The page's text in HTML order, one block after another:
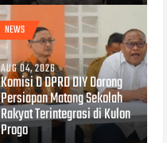
NEWS
AUG 04, 2026
Komisi D DPRD DIY Dorong
Persiapan Matang Sekolah
Rakyat Terintegrasi di Kulon
Progo